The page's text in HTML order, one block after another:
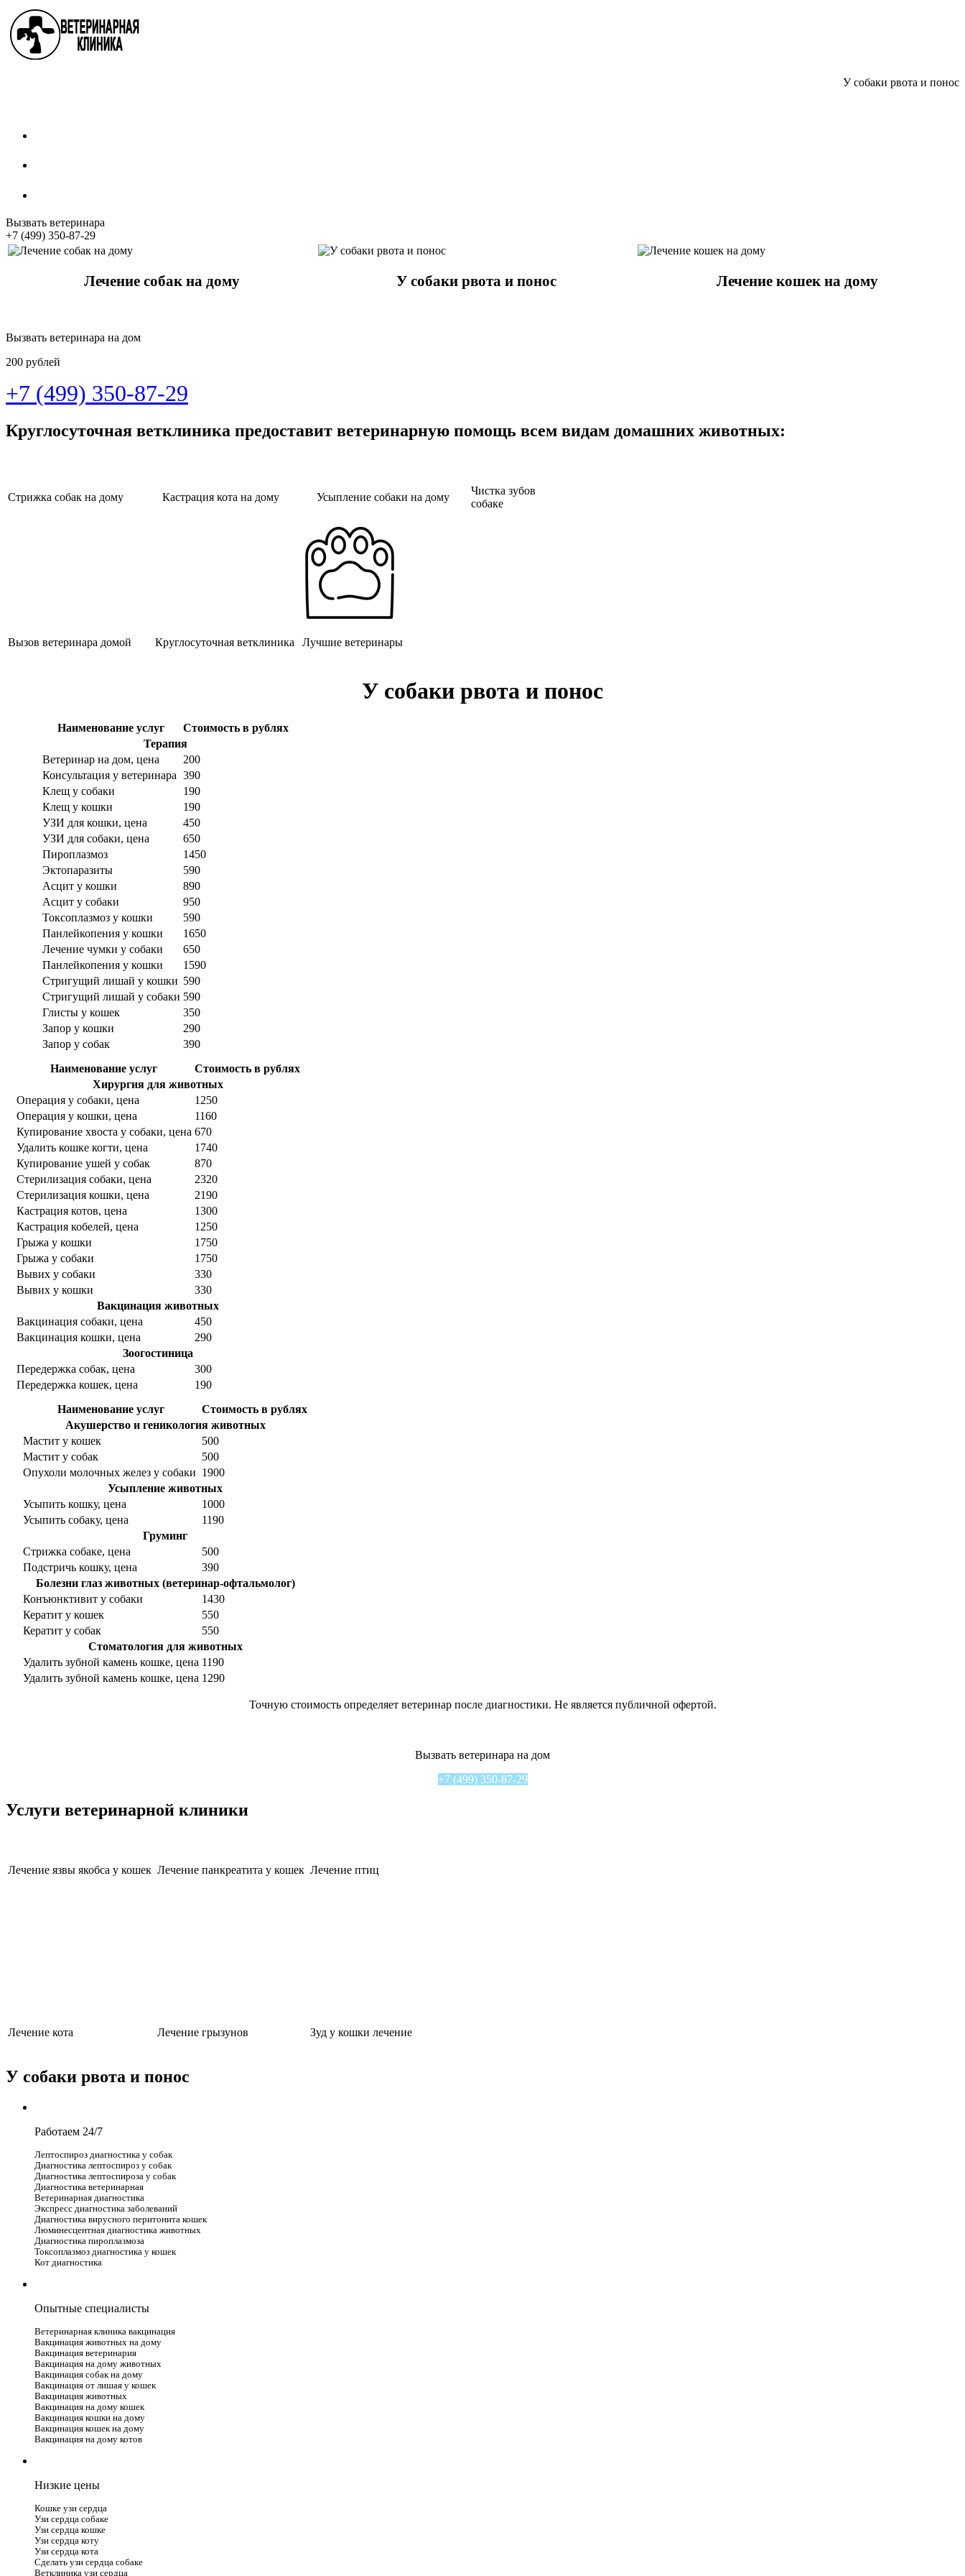
У собаки рвота и понос
Вызвать ветеринара
+7 (499) 350-87-29
Лечение собак на дому У собаки рвота и понос Лечение кошек на дому
Вызвать ветеринара на дом
200 рублей
+7 (499) 350-87-29
Круглосуточная ветклиника предоставит ветеринарную помощь всем видам домашних животных:
Стрижка собак на дому Кастрация кота на дому Усыпление собаки на дому
Чистка зубов
собаке
Вызов ветеринара домой Круглосуточная ветклиника Лучшие ветеринары
У собаки рвота и понос
Наименование услуг
Стоимость в рублях
Терапия
Ветеринар на дом, цена
200
Консультация у ветеринара 390
Клещ у собаки
190
Клещ у кошки
190
УЗИ для кошки, цена
450
УЗИ для собаки, цена
650
Пироплазмоз
1450
Эктопаразиты
590
Асцит у кошки
890
Асцит у собаки
950
Токсоплазмоз у кошки
590
Панлейкопения у кошки
1650
Лечение чумки у собаки
650
Панлейкопения у кошки
1590
Стригущий лишай у кошки 590
Стригущий лишай у собаки 590
Глисты у кошек
350
Запор у кошки
290
Запор у собак
390
Наименование услуг
Стоимость в рублях
Хирургия для животных
Операция у собаки, цена
1250
Операция у кошки, цена
1160
Купирование хвоста у собаки, цена 670
Удалить кошке когти, цена
1740
Купирование ушей у собак
870
Стерилизация собаки, цена
2320
Стерилизация кошки, цена
2190
Кастрация котов, цена
1300
Кастрация кобелей, цена
1250
Грыжа у кошки
1750
Грыжа у собаки
1750
Вывих у собаки
330
Вывих у кошки
330
Вакцинация животных
Вакцинация собаки, цена
450
Вакцинация кошки, цена
290
Зоогостиница
Передержка собак, цена
300
Передержка кошек, цена
190
Наименование услуг
Стоимость в рублях
Акушерство и геникология животных
Мастит у кошек
500
Мастит у собак
500
Опухоли молочных желез у собаки 1900
Усыпление животных
Усыпить кошку, цена
1000
Усыпить собаку, цена
1190
Груминг
Стрижка собаке, цена
500
Подстричь кошку, цена
390
Болезни глаз животных (ветеринар-офтальмолог)
Конъюнктивит у собаки
1430
Кератит у кошек
550
Кератит у собак
550
Стоматология для животных
Удалить зубной камень кошке, цена 1190
Удалить зубной камень кошке, цена 1290
Точную стоимость определяет ветеринар после диагностики. Не является публичной офертой.
Вызвать ветеринара на дом
+7 (499) 350-87-29
Услуги ветеринарной клиники
Лечение язвы якобса у кошек Лечение панкреатита у кошек Лечение птиц
Лечение кота Лечение грызунов Зуд у кошки лечение
У собаки рвота и понос
Работаем 24/7
Лептоспироз диагностика у собак
Диагностика лептоспироз у собак
Диагностика лептоспироза у собак
Диагностика ветеринарная
Ветеринарная диагностика
Экспресс диагностика заболеваний
Диагностика вирусного перитонита кошек
Люминесцентная диагностика животных
Диагностика пироплазмоза
Токсоплазмоз диагностика у кошек
Кот диагностика
Опытные специалисты
Ветеринарная клиника вакцинация
Вакцинация животных на дому
Вакцинация ветеринария
Вакцинация на дому животных
Вакцинация собак на дому
Вакцинация от лишая у кошек
Вакцинация животных
Вакцинация на дому кошек
Вакцинация кошки на дому
Вакцинация кошек на дому
Вакцинация на дому котов
Низкие цены
Кошке узи сердца
Узи сердца собаке
Узи сердца кошке
Узи сердца коту
Узи сердца кота
Сделать узи сердца собаке
Ветклиника узи сердца